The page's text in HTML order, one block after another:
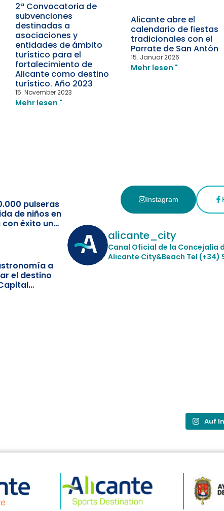
2ª Convocatoria de
subvenciones
destinadas a
asociaciones y
entidades de ámbito
turístico para el
fortalecimiento de
Alicante como destino
turístico. Año 2023
15. November 2023
Mehr lesen "
Alicante abre el
calendario de fiestas
tradicionales con el
Porrate de San Antón
15. Januar 2026
Mehr lesen "
pulseras
de niños en
éxito un
a
el destino
Instagram
alicante_city
Canal Oficial de la Concejalía
Alicante City&Beach Tel (+34)
Auf